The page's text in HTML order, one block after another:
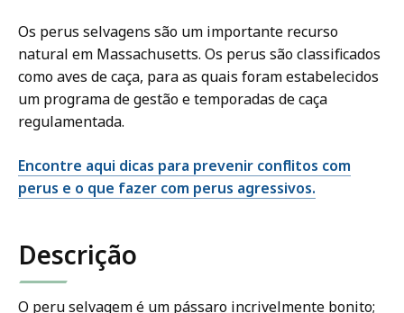
Os perus selvagens são um importante recurso
natural em Massachusetts. Os perus são classificados
como aves de caça, para as quais foram estabelecidos
um programa de gestão e temporadas de caça
regulamentada.
Encontre aqui dicas para prevenir conflitos com
perus e o que fazer com perus agressivos.
Descrição
O peru selvagem é um pássaro incrivelmente bonito;